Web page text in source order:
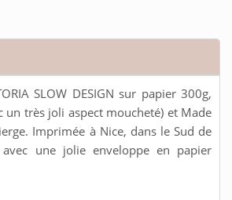
SLOW DESIGN sur papier 300g,
un très joli aspect moucheté) et Made
Imprimée à Nice, dans le Sud de
une jolie enveloppe en papier